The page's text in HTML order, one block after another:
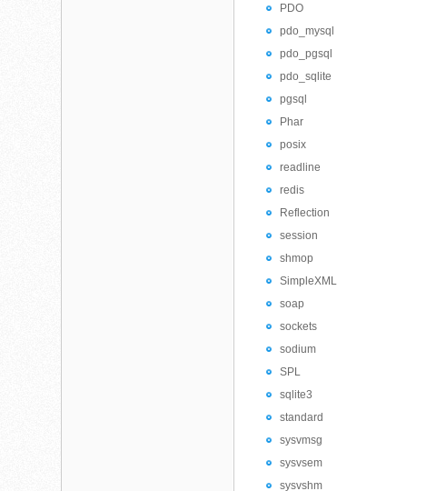
PDO
pdo_mysql
pdo_pgsql
pdo_sqlite
pgsql
Phar
posix
readline
redis
Reflection
session
shmop
SimpleXML
soap
sockets
sodium
SPL
sqlite3
standard
sysvmsg
sysvsem
sysvshm